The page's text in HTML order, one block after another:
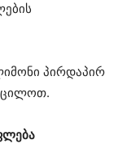
პირდაპირ